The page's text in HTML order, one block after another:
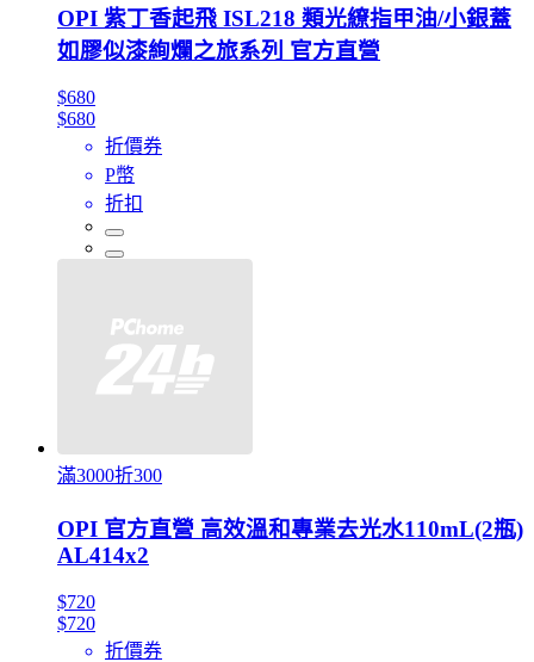
OPI 紫丁香起飛 ISL218 類光繚指甲油/小銀蓋
如膠似漆絢爛之旅系列 官方直營
$680
$680
折價券
P幣
折扣
滿3000折300
OPI 官方直營 高效溫和專業去光水110mL(2瓶)
AL414x2
$720
$720
折價券